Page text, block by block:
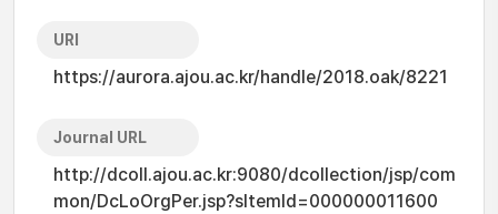
URI
https://aurora.ajou.ac.kr/handle/2018.oak/8221
Journal URL
http://dcoll.ajou.ac.kr:9080/dcollection/jsp/com
mon/DcLoOrgPer.jsp?sItemId=000000011600